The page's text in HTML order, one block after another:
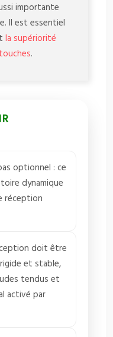
importante
Il est essentiel
la supériorité
.
optionnel : ce
dynamique
réception
doit être
et stable,
tendus et
activé par